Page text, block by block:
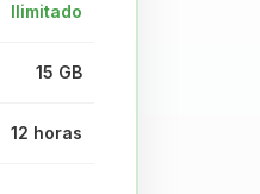
Ilimitado
15 GB
12 horas